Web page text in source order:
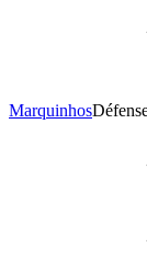
Marquinhos